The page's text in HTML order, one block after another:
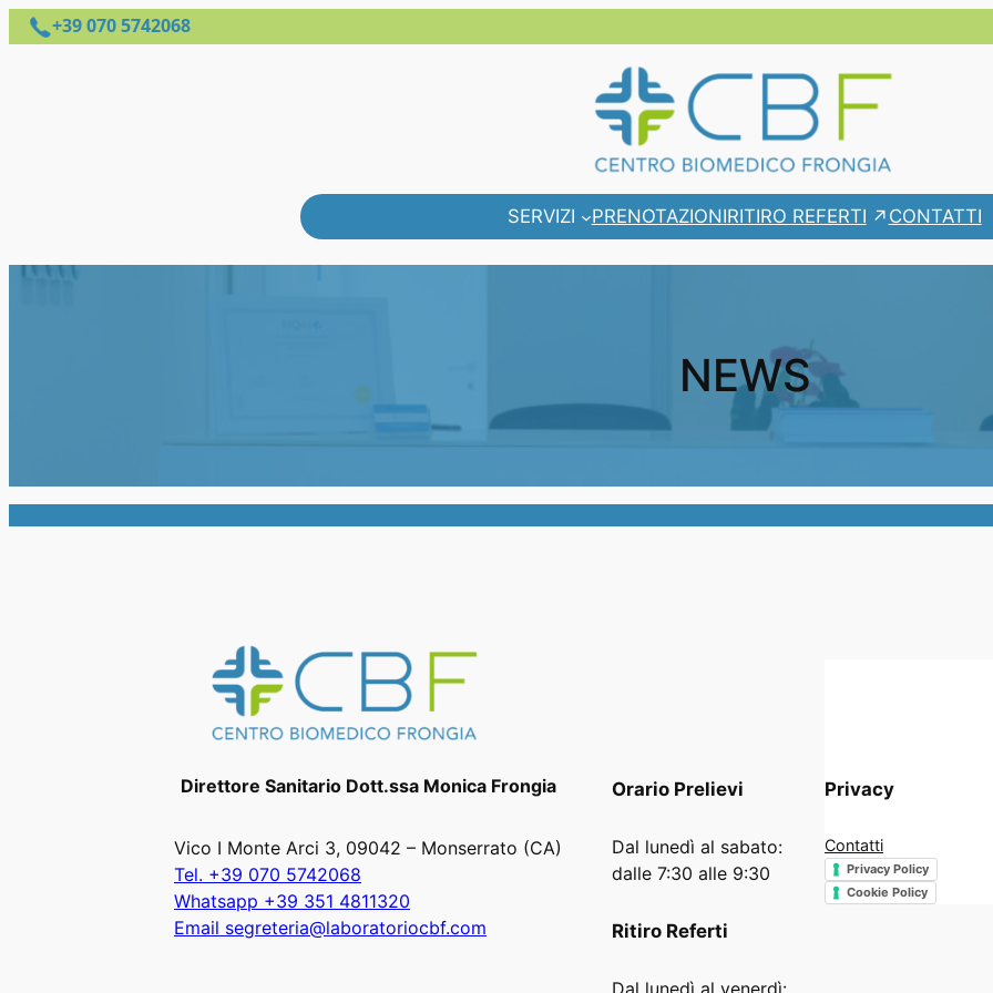
+39 070 5742068
SERVIZI PRENOTAZIONIRITIRO REFERTI CONTATTI
NEWS
Direttore Sanitario Dott.ssa Monica Frongia
Vico I Monte Arci 3, 09042 – Monserrato (CA)
Tel. +39 070 5742068
Whatsapp +39 351 4811320
Email segreteria@laboratoriocbf.com
Orario Prelievi
Dal lunedì al sabato:
dalle 7:30 alle 9:30
Ritiro Referti
Privacy
Contatti
Privacy Policy
Cookie Policy